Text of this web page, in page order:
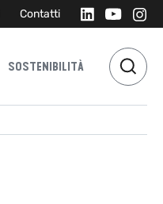
Contatti
SOSTENIBILITÀ